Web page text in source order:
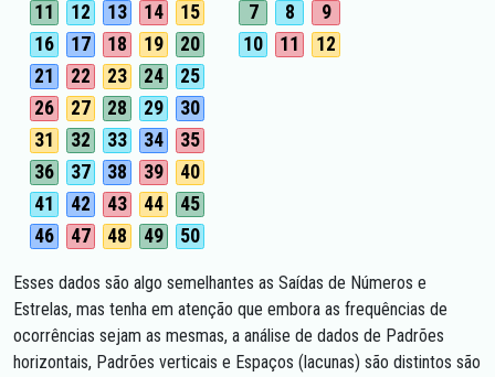
11
12 13 14
15
16
17 18 19
20
21
22 23 24
25
26
27 28 29
30
31
32 33 34
35
36
37 38 39
40
41
42 43 44
45
46
47 48 49 50
7
8
9
10
11 12
Esses dados são algo semelhantes as Saídas de Números e
Estrelas, mas tenha em atenção que embora as frequências de
ocorrências sejam as mesmas, a análise de dados de Padrões
horizontais, Padrões verticais e Espaços (lacunas) são distintos são